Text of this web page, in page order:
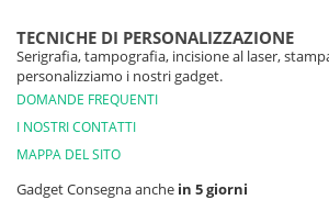
TECNICHE DI PERSONALIZZAZIONE
Serigrafia, tampografia, incisione al laser,
personalizziamo i nostri gadget.
DOMANDE FREQUENTI
I NOSTRI CONTATTI
MAPPA DEL SITO
Gadget Consegna anche in 5 giorni